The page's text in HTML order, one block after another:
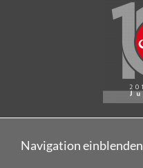
Navigation einblenden